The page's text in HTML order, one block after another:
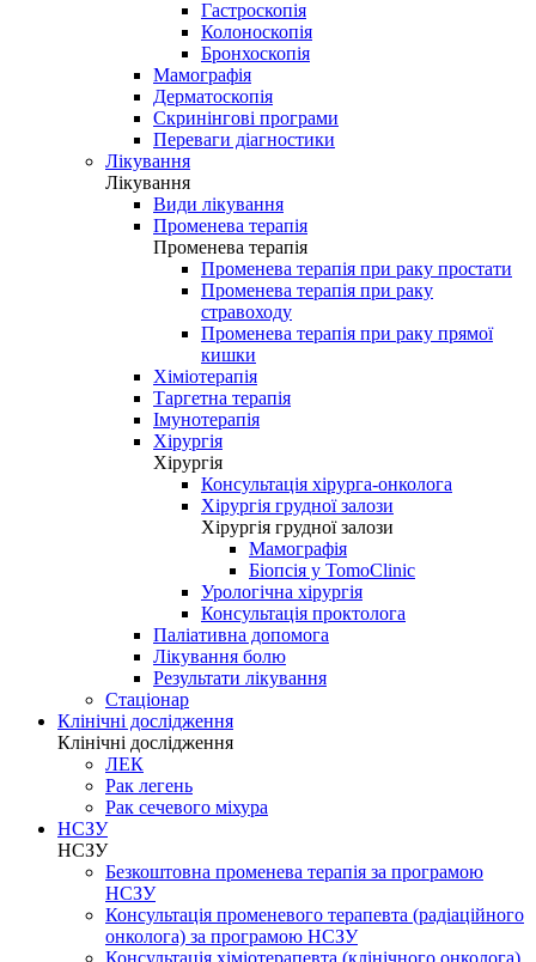
Гастроскопія
Колоноскопія
Бронхоскопія
Мамографія
Дерматоскопія
Скринінгові програми
Переваги діагностики
Лікування
Лікування
Види лікування
Променева терапія
Променева терапія
Променева терапія при раку простати
Променева терапія при раку
стравоходу
Променева терапія при раку прямої
кишки
Хіміотерапія
Таргетна терапія
Імунотерапія
Хірургія
Хірургія
Консультація хірурга-онколога
Хірургія грудної залози
Хірургія грудної залози
Мамографія
Біопсія у TomoClinic
Урологічна хірургія
Консультація проктолога
Паліативна допомога
Лікування болю
Результати лікування
Стаціонар
Клінічні дослідження
Клінічні дослідження
ЛЕК
Рак легень
Рак сечевого міхура
НСЗУ
НСЗУ
Безкоштовна променева терапія за програмою
НСЗУ
Консультація променевого терапевта (радіаційного
онколога) за програмою НСЗУ
Консультація хіміотерапевта (клінічного онколога)